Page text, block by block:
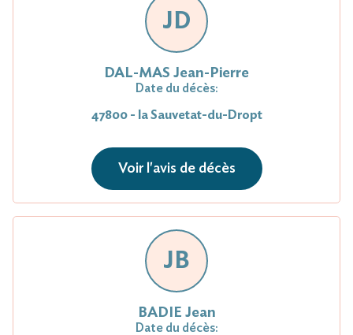
JD
DAL-MAS Jean-Pierre
Date du décès:
47800 - la Sauvetat-du-Dropt
Voir l'avis de décès
JB
BADIE Jean
Date du décès: